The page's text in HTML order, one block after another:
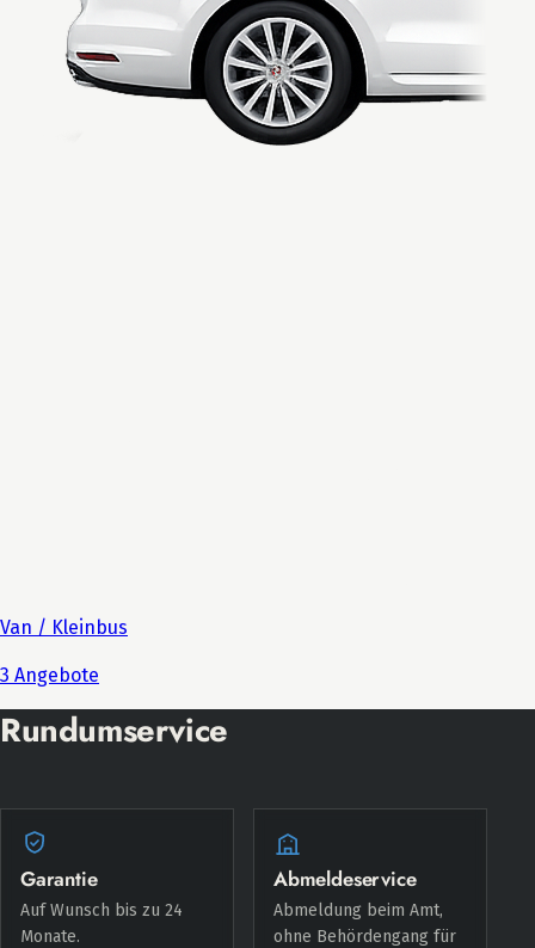
Rundumservice
Garantie
Auf Wunsch bis zu 24
Monate.
Abmeldeservice
Abmeldung beim Amt,
ohne Behördengang für